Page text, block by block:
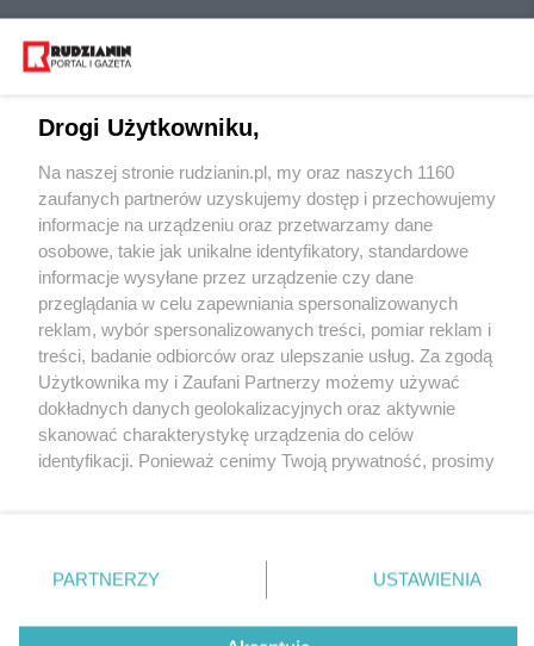
Wydawca mediów lokalnych
Nie zapomnij
zapoznać się z:
polityką prywatności regulamin korzystania z portali
Twojemiasto
Piekary Śląskie
Chorzów
Tarnowskie Góry
Gliwice
Skontakuj sięz nami
Kontakt
Wydawca
Redakcja
Drogi Użytkowniku,
Na naszej stronie rudzianin.pl, my oraz naszych 1160
zaufanych partnerów uzyskujemy dostęp i przechowujemy
informacje na urządzeniu oraz przetwarzamy dane
osobowe, takie jak unikalne identyfikatory, standardowe
informacje wysyłane przez urządzenie czy dane
przeglądania w celu zapewniania spersonalizowanych
reklam, wybór spersonalizowanych treści, pomiar reklam i
treści, badanie odbiorców oraz ulepszanie usług. Za zgodą
Użytkownika my i Zaufani Partnerzy możemy używać
dokładnych danych geolokalizacyjnych oraz aktywnie
skanować charakterystykę urządzenia do celów
identyfikacji. Ponieważ cenimy Twoją prywatność, prosimy
prywatności znajdujący się w lewym dolnym rogu strony
. Niektóre rodzaje przetwarzania danych nie wymagają
zgody użytkownika, ale masz prawo sprzeciwić się
PARTNERZY USTAWIENIA